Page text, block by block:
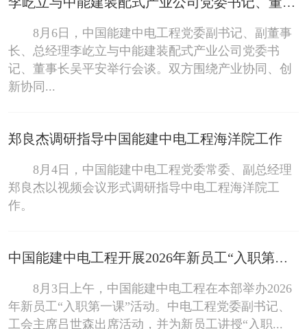
8月6日，中国能建中电工程党委副书记、副董事
长、总经理李屹立与中能建装配式产业公司党委书
记、董事长吴平安举行会谈。双方围绕产业协同、创
新协同...
郑良杰调研指导中国能建中电工程海洋院工作
8月4日，中国能建中电工程党委常委、副总经理
郑良杰以视频会议形式调研指导中电工程海洋院工
作。
中国能建中电工程开展2026年新员工“入职第一课”活动
8月3日上午，中国能建中电工程在本部举办2026
年新员工“入职第一课”活动。中电工程党委副书记、
工会主席吕世森出席活动，并为新员工讲授“入职...